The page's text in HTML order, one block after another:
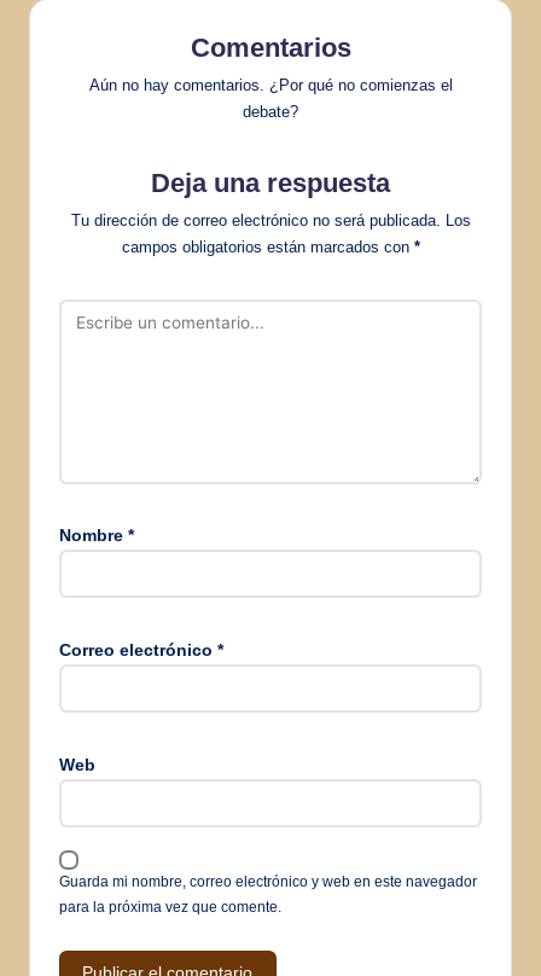
Comentarios
Aún no hay comentarios. ¿Por qué no comienzas el
debate?
Deja una respuesta
Tu dirección de correo electrónico no será publicada.
Los
campos obligatorios están marcados con *
Nombre *
Correo electrónico *
Web
Guarda mi nombre, correo electrónico y web en este navegador
para la próxima vez que comente.